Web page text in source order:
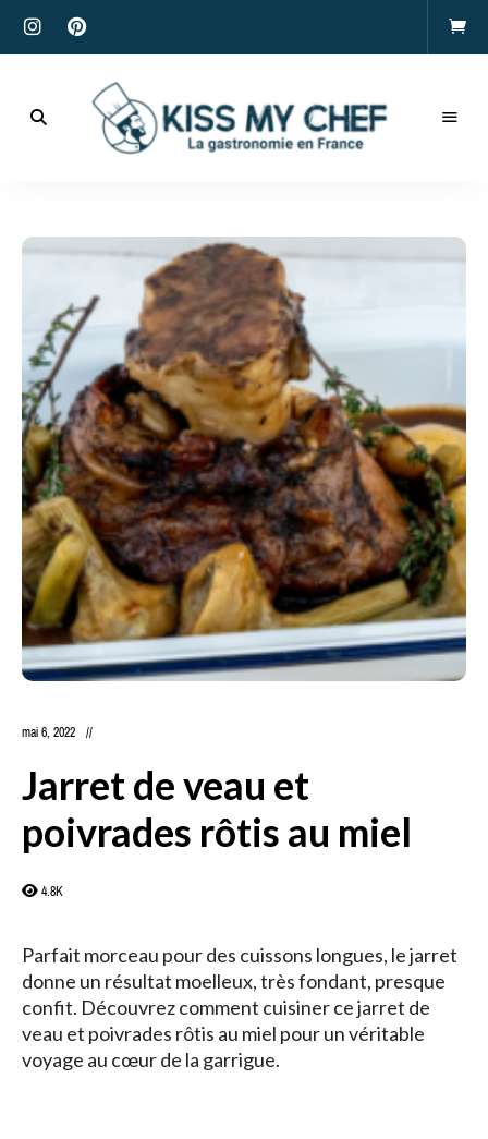
My
Chef
mai 6, 2022
Jarret de veau et
poivrades rôtis au miel
4.8K
Parfait morceau pour des cuissons longues, le jarret
donne un résultat moelleux, très fondant, presque
confit. Découvrez comment cuisiner ce jarret de
veau et poivrades rôtis au miel pour un véritable
voyage au cœur de la garrigue.